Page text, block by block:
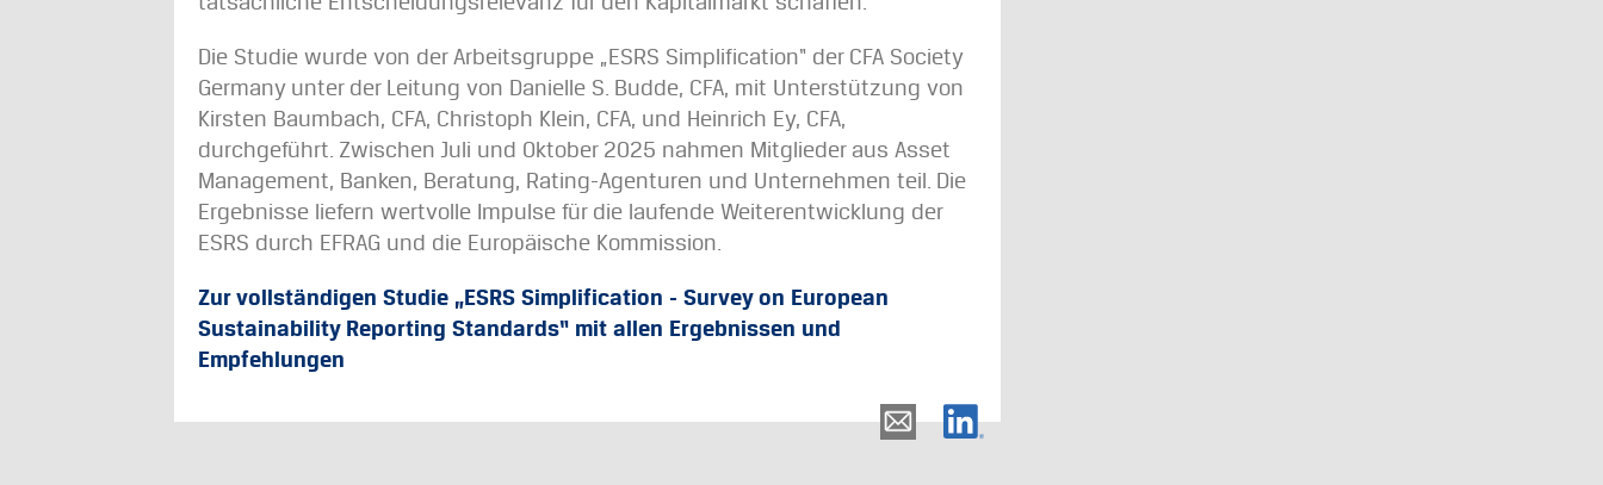
Die Studie wurde von der Arbeitsgruppe „ESRS Simplification“ der CFA Society
Germany unter der Leitung von Danielle S. Budde, CFA, mit Unterstützung von
Kirsten Baumbach, CFA, Christoph Klein, CFA, und Heinrich Ey, CFA,
durchgeführt. Zwischen Juli und Oktober 2025 nahmen Mitglieder aus Asset
Management, Banken, Beratung, Rating-Agenturen und Unternehmen teil. Die
Ergebnisse liefern wertvolle Impulse für die laufende Weiterentwicklung der
ESRS durch EFRAG und die Europäische Kommission.
Zur vollständigen Studie „ESRS Simplification - Survey on European
Sustainability Reporting Standards“ mit allen Ergebnissen und
Empfehlungen